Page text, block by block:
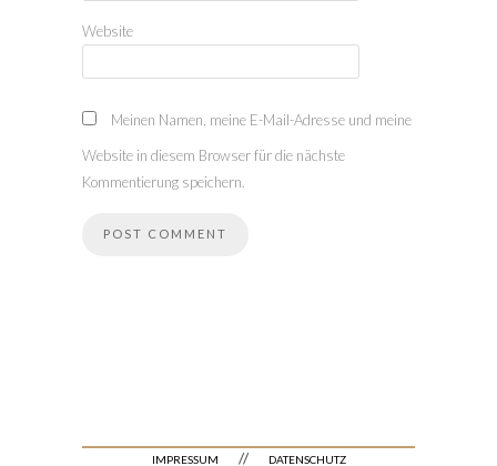
Website
Meinen Namen, meine E-Mail-Adresse und meine
Website in diesem Browser für die nächste
Kommentierung speichern.
IMPRESSUM // DATENSCHUTZ